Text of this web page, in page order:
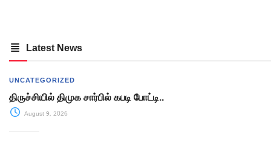
Latest News
UNCATEGORIZED
திருச்சியில் திமுக சார்பில் கபடி போட்டி..
August 9, 2026